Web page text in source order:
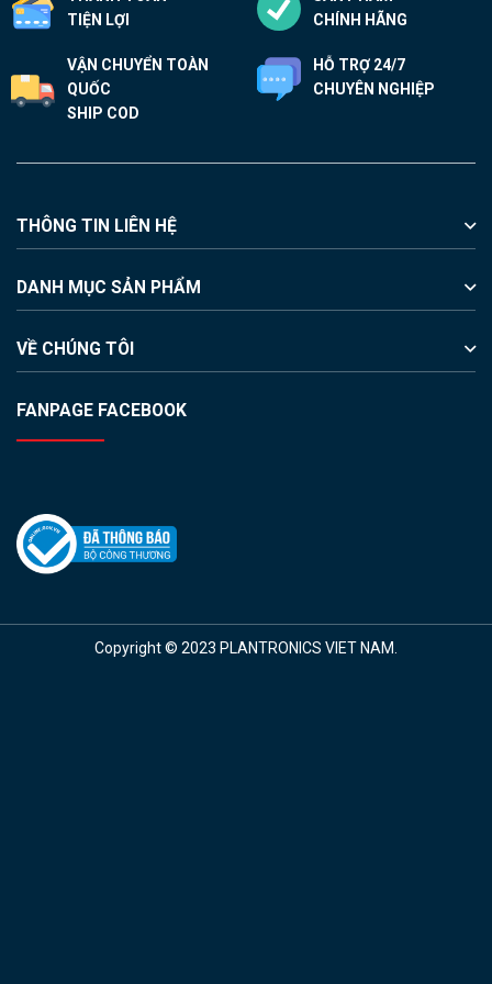
TIỆN LỢI
CHÍNH HÃNG
VẬN CHUYỂN TOÀN
QUỐC
SHIP COD
HỖ TRỢ 24/7
CHUYÊN NGHIỆP
THÔNG TIN LIÊN HỆ
DANH MỤC SẢN PHẨM
VỀ CHÚNG TÔI
FANPAGE FACEBOOK
Copyright © 2023 PLANTRONICS VIET NAM.